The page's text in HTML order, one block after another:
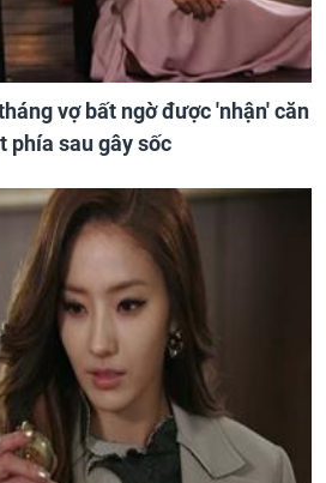
vợ bất ngờ được 'nhận' căn
phía sau gây sốc